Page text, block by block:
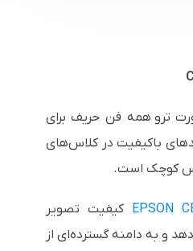
ترو همه فن حریف برای
باکیفیت در کلاس‌های
کوچک است.
EPSON کیفیت تصویر
و به دامنه گسترده‌ای از